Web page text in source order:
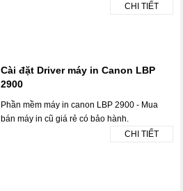
CHI TIẾT
Cài đặt Driver máy in Canon LBP
2900
Phần mềm máy in canon LBP 2900 - Mua
bán máy in cũ giá rẻ có bảo hành.
CHI TIẾT